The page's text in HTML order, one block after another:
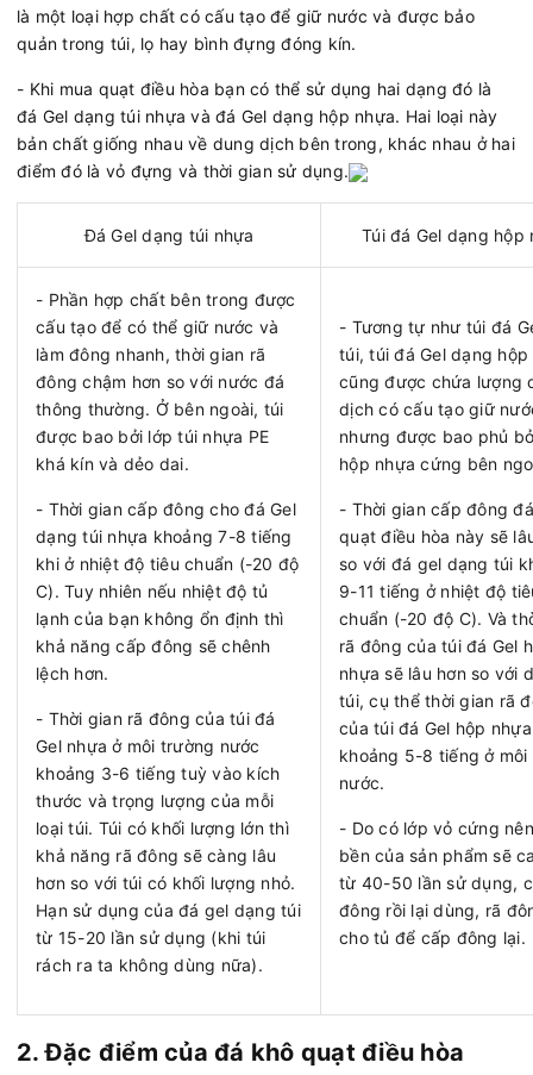
là một loại hợp chất có cấu tạo để giữ nước và được bảo
quản trong túi, lọ hay bình đựng đóng kín.
- Khi mua quạt điều hòa bạn có thể sử dụng hai dạng đó là
đá Gel dạng túi nhựa và đá Gel dạng hộp nhựa. Hai loại này
bản chất giống nhau về dung dịch bên trong, khác nhau ở hai
điểm đó là vỏ đựng và thời gian sử dụng.
Đá Gel dạng túi nhựa Túi đá Gel dạng hộp
- Phần hợp chất bên trong được
cấu tạo để có thể giữ nước và
làm đông nhanh, thời gian rã
đông chậm hơn so với nước đá
thông thường. Ở bên ngoài, túi
được bao bởi lớp túi nhựa PE
khá kín và dẻo dai.
- Thời gian cấp đông cho đá Gel
dạng túi nhựa khoảng 7-8 tiếng
khi ở nhiệt độ tiêu chuẩn (-20 độ
C). Tuy nhiên nếu nhiệt độ tủ
lạnh của bạn không ổn định thì
khả năng cấp đông sẽ chênh
lệch hơn.
- Thời gian rã đông của túi đá
Gel nhựa ở môi trường nước
khoảng 3-6 tiếng tuỳ vào kích
thước và trọng lượng của mỗi
loại túi. Túi có khối lượng lớn thì
khả năng rã đông sẽ càng lâu
hơn so với túi có khối lượng nhỏ.
Hạn sử dụng của đá gel dạng túi
từ 15-20 lần sử dụng (khi túi
rách ra ta không dùng nữa).
- Tương tự như túi đá
túi, túi đá Gel dạng hộp
cũng được chứa lượng
dịch có cấu tạo giữ
nhưng được bao phủ
hộp nhựa cứng bên
- Thời gian cấp đông
quạt điều hòa này sẽ
so với đá gel dạng túi
9-11 tiếng ở nhiệt độ
chuẩn (-20 độ C). Và
rã đông của túi đá Gel
nhựa sẽ lâu hơn so với
túi, cụ thể thời gian rã
của túi đá Gel hộp
khoảng 5-8 tiếng ở
nước.
- Do có lớp vỏ cứng
bền của sản phẩm sẽ
từ 40-50 lần sử dụng,
đông rồi lại dùng, rã
cho tủ để cấp đông lại.
2. Đặc điểm của đá khô quạt điều hòa